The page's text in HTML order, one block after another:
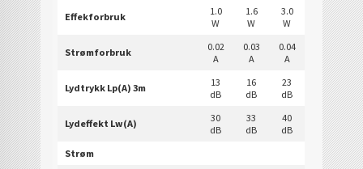
Effekforbruk
1.0
W
1.6
W
3.0
W
Strømforbruk
0.02
A
0.03
A
0.04
A
Lydtrykk Lp(A) 3m
13
dB
16
dB
23
dB
Lydeffekt Lw(A)
30
dB
33
dB
40
dB
Strøm